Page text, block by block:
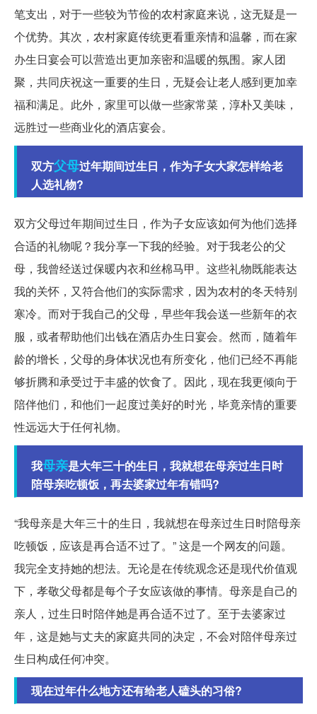
笔支出，对于一些较为节俭的农村家庭来说，这无疑是一
个优势。其次，农村家庭传统更看重亲情和温馨，而在家
办生日宴会可以营造出更加亲密和温暖的氛围。家人团
聚，共同庆祝这一重要的生日，无疑会让老人感到更加幸
福和满足。此外，家里可以做一些家常菜，淳朴又美味，
远胜过一些商业化的酒店宴会。
双方父母过年期间过生日，作为子女大家怎样给老
人选礼物?
双方父母过年期间过生日，作为子女应该如何为他们选择
合适的礼物呢？我分享一下我的经验。对于我老公的父
母，我曾经送过保暖内衣和丝棉马甲。这些礼物既能表达
我的关怀，又符合他们的实际需求，因为农村的冬天特别
寒冷。而对于我自己的父母，早些年我会送一些新年的衣
服，或者帮助他们出钱在酒店办生日宴会。然而，随着年
龄的增长，父母的身体状况也有所变化，他们已经不再能
够折腾和承受过于丰盛的饮食了。因此，现在我更倾向于
陪伴他们，和他们一起度过美好的时光，毕竟亲情的重要
性远远大于任何礼物。
我母亲是大年三十的生日，我就想在母亲过生日时
陪母亲吃顿饭，再去婆家过年有错吗?
“我母亲是大年三十的生日，我就想在母亲过生日时陪母亲
吃顿饭，应该是再合适不过了。” 这是一个网友的问题。
我完全支持她的想法。无论是在传统观念还是现代价值观
下，孝敬父母都是每个子女应该做的事情。母亲是自己的
亲人，过生日时陪伴她是再合适不过了。至于去婆家过
年，这是她与丈夫的家庭共同的决定，不会对陪伴母亲过
生日构成任何冲突。
现在过年什么地方还有给老人磕头的习俗?